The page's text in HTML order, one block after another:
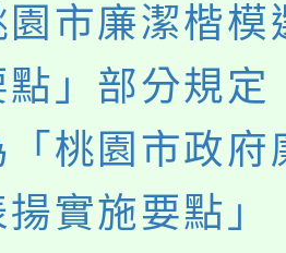
市廉潔楷模
」部分規定
「桃園市政府
實施要點」